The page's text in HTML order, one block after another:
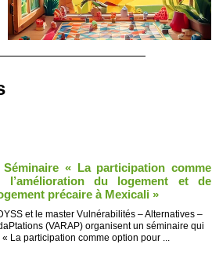
Séminaire « La participation comme
l’amélioration du logement et de
précaire à Mexicali »
et le master Vulnérabilités – Alternatives –
(VARAP) organisent un séminaire qui
La participation comme option pour ...